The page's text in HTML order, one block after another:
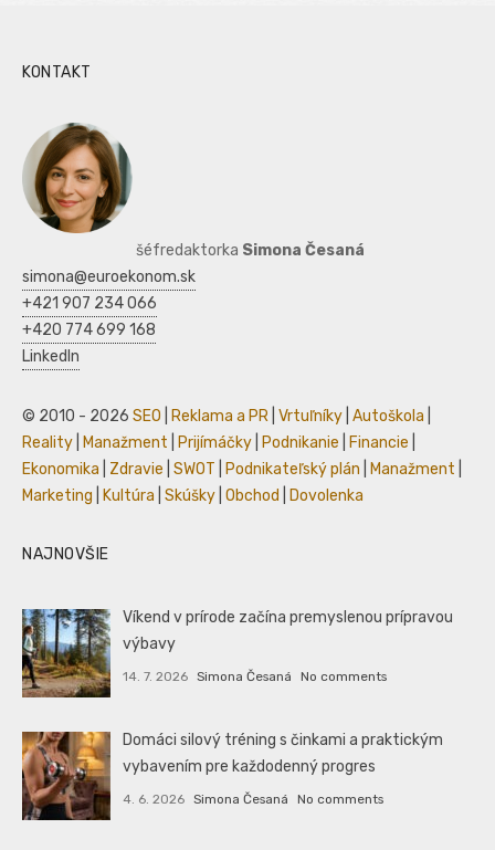
KONTAKT
šéfredaktorka Simona Česaná
simona@euroekonom.sk
+421 907 234 066
+420 774 699 168
LinkedIn
© 2010 - 2026 SEO Reklama a PR Vrtuľníky Autoškola
Reality
Manažment Prijímáčky Podnikanie Financie
Ekonomika
Zdravie SWOT Podnikateľský plán Manažment
Marketing
Kultúra Skúšky Obchod Dovolenka
NAJNOVŠIE
Víkend v prírode začína premyslenou prípravou
výbavy
14. 7. 2026 Simona Česaná No comments
Domáci silový tréning s činkami a praktickým
vybavením pre každodenný progres
4. 6. 2026 Simona Česaná No comments